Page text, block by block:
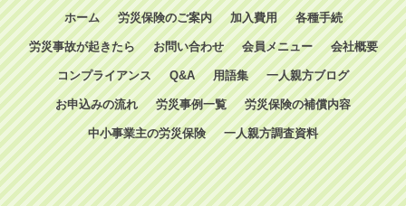
ホーム 労災保険のご案内 加入費用 各種手続
労災事故が起きたら お問い合わせ 会員メニュー 会社概要
コンプライアンス Q&A 用語集 一人親方ブログ
お申込みの流れ 労災事例一覧 労災保険の補償内容
中小事業主の労災保険 一人親方調査資料